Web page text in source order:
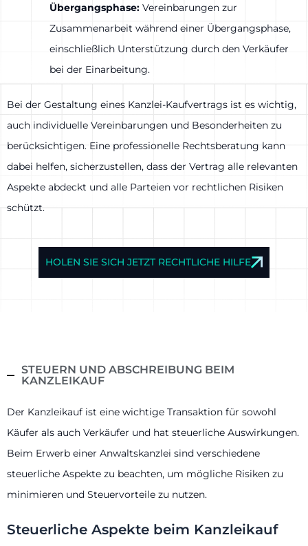
Übergangsphase: Vereinbarungen zur
Zusammenarbeit während einer Übergangsphase,
einschließlich Unterstützung durch den Verkäufer
bei der Einarbeitung.
Bei der Gestaltung eines Kanzlei-Kaufvertrags ist es wichtig,
auch individuelle Vereinbarungen und Besonderheiten zu
berücksichtigen. Eine professionelle Rechtsberatung kann
dabei helfen, sicherzustellen, dass der Vertrag alle relevanten
Aspekte abdeckt und alle Parteien vor rechtlichen Risiken
schützt.
HOLEN SIE SICH JETZT RECHTLICHE HILFE
STEUERN UND ABSCHREIBUNG BEIM
KANZLEIKAUF
Der Kanzleikauf ist eine wichtige Transaktion für sowohl
Käufer als auch Verkäufer und hat steuerliche Auswirkungen.
Beim Erwerb einer Anwaltskanzlei sind verschiedene
steuerliche Aspekte zu beachten, um mögliche Risiken zu
minimieren und Steuervorteile zu nutzen.
Steuerliche Aspekte beim Kanzleikauf